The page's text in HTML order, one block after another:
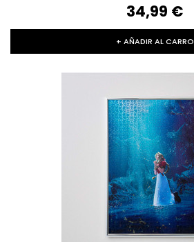
34,99‎ ‎€
+ AÑADIR AL CARRO